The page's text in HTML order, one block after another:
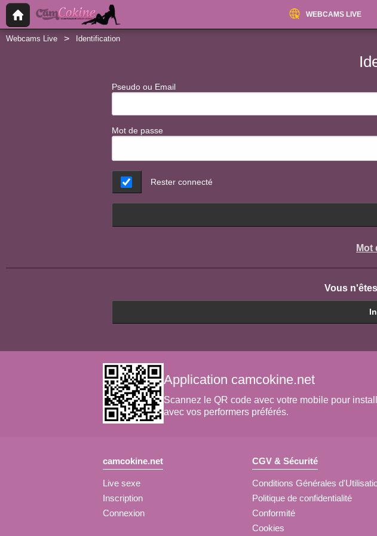
WEBCAMS LIVE
Webcams Live Identification
Pseudo ou Email
Mot de passe
Rester connecté
Mot
Vous
Application camcokine.net
Scannez le QR code avec votre mobile pour
avec vos performers préférés.
camcokine.net
Live sexe
Inscription
Connexion
CGV & Sécurité
Conditions Générales
Politique de confidentialité
Conformité
Cookies